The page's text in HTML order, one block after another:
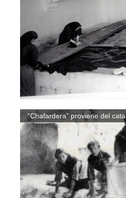
“Chafardera” proviene del